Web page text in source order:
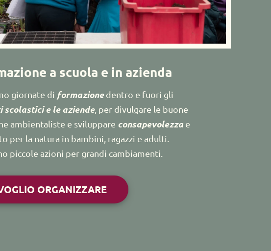
a scuola e in azienda
giornate di formazione
scolastici e le aziende, per divulgare le buone
ambientaliste e sviluppare consapevolezza e
per la natura in bambini, ragazzi e adulti.
piccole azioni per grandi cambiamenti.
ORGANIZZARE